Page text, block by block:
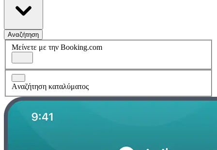
Αναζήτηση
Μείνετε με την Booking.com
Aναζήτηση καταλύματος